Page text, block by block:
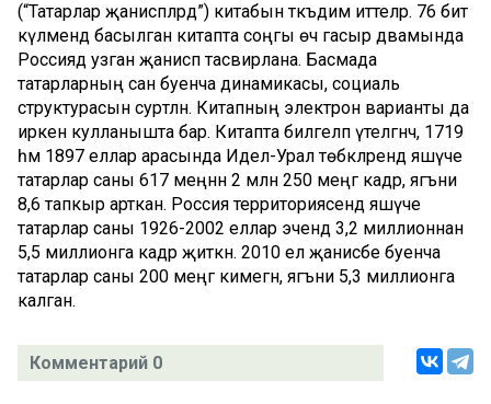
(“Татарлар җанисәпләрдә”) китабын тәкъдим иттеләр. 76 бит
күләмендә басылган китапта соңгы өч гасыр дәвамында
Россиядә узган җанисәп тасвирлана. Басмада
татарларның сан буенча динамикасы, социаль
структурасын сурәтләнә. Китапның электрон варианты да
иркен кулланышта бар. Китапта билгеләп үтелгәнчә, 1719
һәм 1897 еллар арасында Идел-Урал төбәкләрендә яшәүче
татарлар саны 617 меңнән 2 млн 250 меңгә кадәр, ягъни
8,6 тапкыр арткан. Россия территориясендә яшәүче
татарлар саны 1926-2002 еллар эчендә 3,2 миллионнан
5,5 миллионга кадәр җиткән. 2010 ел җанисәбе буенча
татарлар саны 200 меңгә кимегән, ягъни 5,3 миллионга
калган.
Комментарий 0